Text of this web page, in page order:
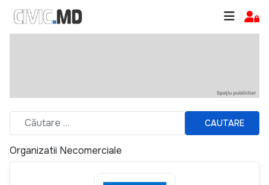
CAUTARE
Organizatii Necomerciale